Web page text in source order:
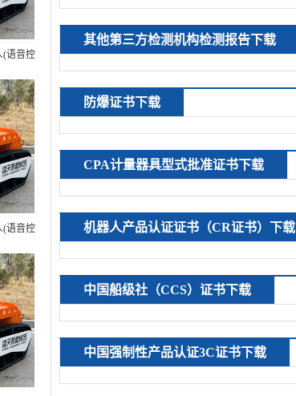
(语音控
(语音控
（第8
其他第三方检测机构检测报告下载
防爆证书下载
CPA计量器具型式批准证书下载
机器人产品认证证书（CR证书）下载
中国船级社（CCS）证书下载
中国强制性产品认证3C证书下载